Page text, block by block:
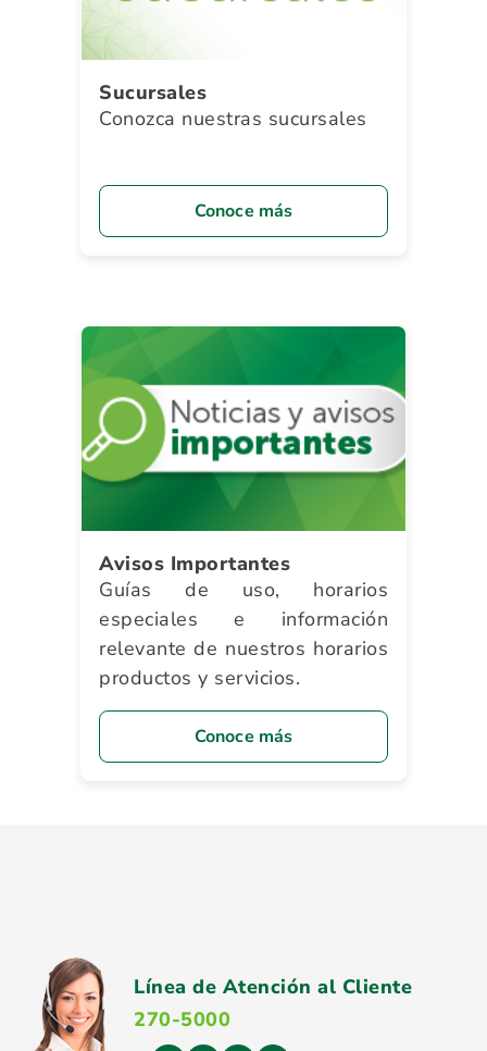
Sucursales
Conozca nuestras sucursales
Conoce más
Avisos Importantes
Guías de uso, horarios
especiales e información
relevante de nuestros horarios
productos y servicios.
Conoce más
Línea de Atención al Cliente
270-5000